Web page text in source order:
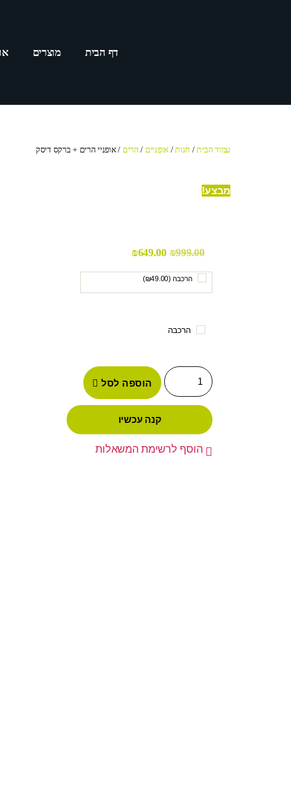
דף הבית מוצרים
עמוד הבית/ חנות/ אופניים / הרים / אופניי הרים + ברקס דיסק
מבצע!
₪999.00
₪649.00
הרכבה ( ₪49.00
)
הרכבה
הוספה לסל
קנה עכשיו
הוסף לרשימת המשאלות